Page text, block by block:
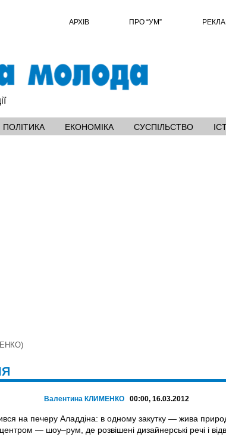
АРХІВ ПРО “УМ”
ПОЛІТИКА ЕКОНОМІКА СУСПІЛЬСТВО
Валентина КЛИМЕНКО 00:00, 16.03.2012
на печеру Аладдіна: в одному закутку — жива
— шоу–рум, де розвішені дизайнерські речі і